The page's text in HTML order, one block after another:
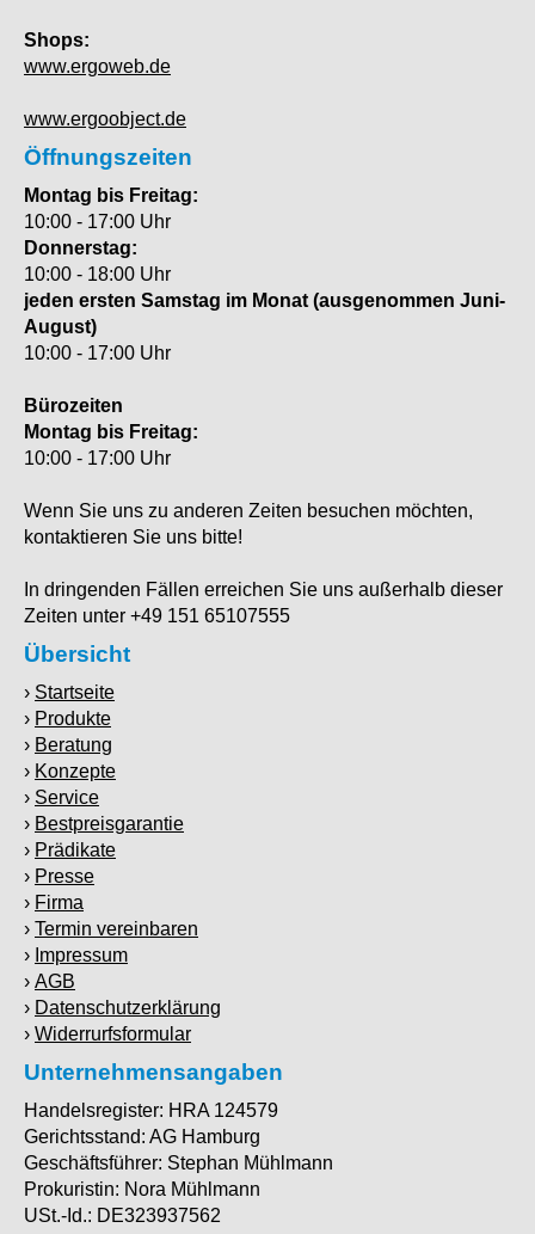
Shops:
www.ergoweb.de
www.ergoobject.de
Öffnungszeiten
Montag bis Freitag:
10:00 - 17:00 Uhr
Donnerstag:
10:00 - 18:00 Uhr
jeden ersten Samstag im Monat (ausgenommen Juni-
August)
10:00 - 17:00 Uhr
Bürozeiten
Montag bis Freitag:
10:00 - 17:00 Uhr
Wenn Sie uns zu anderen Zeiten besuchen möchten,
kontaktieren Sie uns bitte!
In dringenden Fällen erreichen Sie uns außerhalb dieser
Zeiten unter +49 151 65107555
Übersicht
Startseite
Produkte
Beratung
Konzepte
Service
Bestpreisgarantie
Prädikate
Presse
Firma
Termin vereinbaren
Impressum
AGB
Datenschutzerklärung
Widerrurfsformular
Unternehmensangaben
Handelsregister: HRA 124579
Gerichtsstand: AG Hamburg
Geschäftsführer: Stephan Mühlmann
Prokuristin: Nora Mühlmann
USt.-Id.: DE323937562